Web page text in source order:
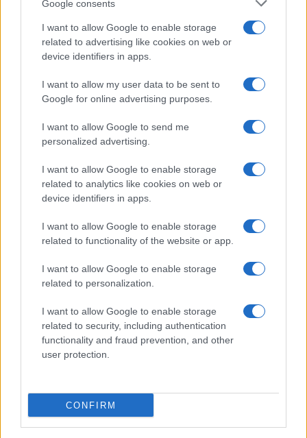
Google consents
I want to allow Google to enable storage
related to advertising like cookies on web or
device identifiers in apps.
I want to allow my user data to be sent to
Google for online advertising purposes.
I want to allow Google to send me
personalized advertising.
I want to allow Google to enable storage
related to analytics like cookies on web or
device identifiers in apps.
I want to allow Google to enable storage
related to functionality of the website or app.
I want to allow Google to enable storage
related to personalization.
I want to allow Google to enable storage
related to security, including authentication
functionality and fraud prevention, and other
user protection.
CONFIRM
y rápidos
Diego Romero · 3 Ago 2026
CONSEJOS DE COCINA
Descubre la riqueza culinaria de Hidalgo en el festival